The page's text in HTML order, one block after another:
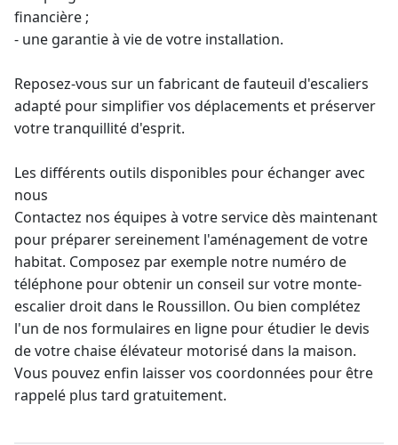
financière ;
- une garantie à viede votre installation.
Reposez-vous sur un fabricant de fauteuil d'escaliers
adapté pour simplifier vos déplacements et préserver
votre tranquillité d'esprit.
Les différents outils disponibles pour échanger avec
nous
Contactez nos équipes à votre service dès maintenant
pour préparer sereinement l'aménagement de votre
habitat. Composez par exemple notre numéro de
téléphone pour obtenir un conseil sur votre monte-
escalier droitdans le Roussillon. Ou bien complétez
l'un de nos formulaires en ligne pour étudier ledevis
de votre chaise élévateur motorisé dans la maison.
Vous pouvez enfin laisser vos coordonnées pour être
rappelé plus tard gratuitement.